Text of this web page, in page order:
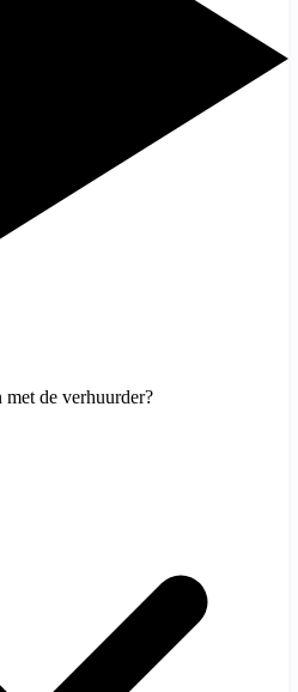
de verhuurder?